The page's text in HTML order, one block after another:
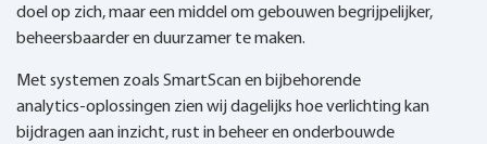
doel op zich, maar een middel om gebouwen begrijpelijker,
beheersbaarder en duurzamer te maken.
Met systemen zoals SmartScan en bijbehorende
analytics‑oplossingen zien wij dagelijks hoe verlichting kan
bijdragen aan inzicht, rust in beheer en onderbouwde